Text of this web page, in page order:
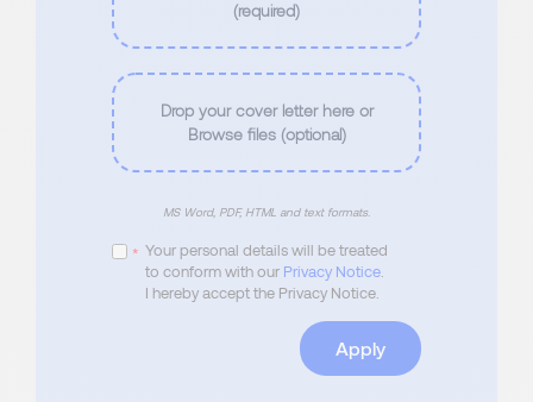
(required)
Drop your cover letter here or
Browse files (optional)
MS Word, PDF, HTML and text formats.
* Your personal details will be treated
to conform with our Privacy Notice.
I hereby accept the Privacy Notice.
Apply